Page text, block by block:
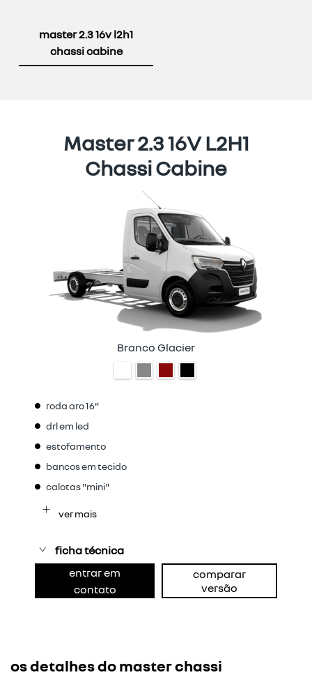
master 2.3 16v l2h1
chassi cabine
Master 2.3 16V L2H1
Chassi Cabine
Branco Glacier
roda aro 16"
drl em led
estofamento
bancos em tecido
calotas "mini"
ver mais
ficha técnica
entrar em
contato
comparar
versão
os detalhes do master chassi